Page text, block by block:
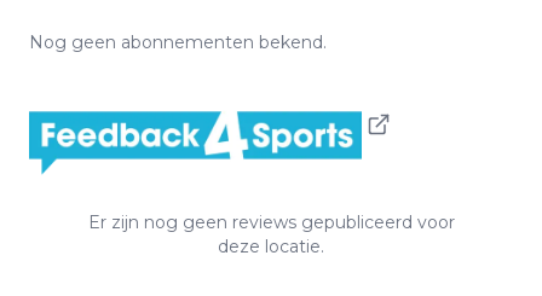
Nog geen abonnementen bekend.
Er zijn nog geen reviews gepubliceerd voor
deze locatie.